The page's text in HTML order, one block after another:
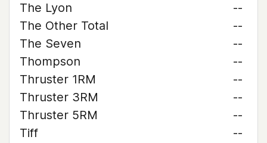
The Lyon
--
The Other Total
--
The Seven
--
Thompson
--
Thruster 1RM
--
Thruster 3RM
--
Thruster 5RM
--
Tiff
--